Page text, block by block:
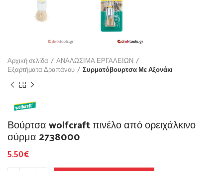
Αρχική σελίδα
ΑΝΑΛΩΣΙΜΑ ΕΡΓΑΛΕΙΩΝ
Εξαρτήματα Δραπάνου
Συρματόβουρτσα Με Αξονάκι
Βούρτσα wolfcraft πινέλο από ορειχάλκινο
σύρμα 2738000
5.50€